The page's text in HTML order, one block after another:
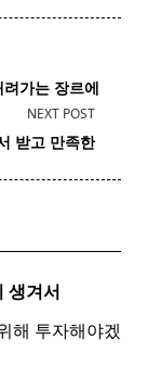
가는 장르에
NEXT POST
받고 만족한
생겨서
해 투자해야겠